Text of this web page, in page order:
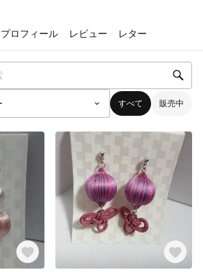
プロフィール レビュー レター
すべて 販売中